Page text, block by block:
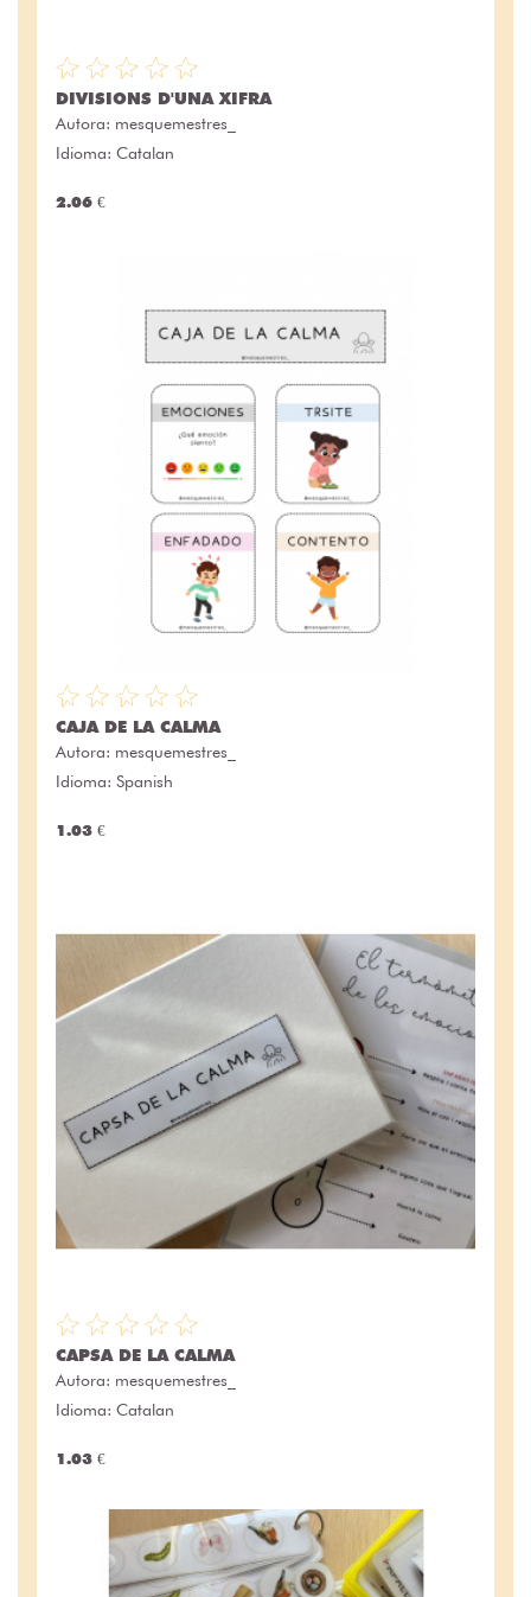
DIVISIONS D'UNA XIFRA
Autora: mesquemestres_
Idioma: Catalan
2.06 €
CAJA DE LA CALMA
Autora: mesquemestres_
Idioma: Spanish
1.03 €
CAPSA DE LA CALMA
Autora: mesquemestres_
Idioma: Catalan
1.03 €